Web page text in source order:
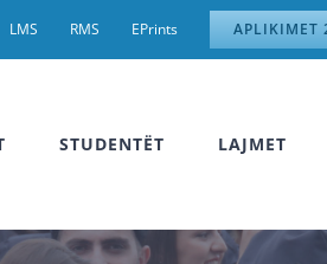
LMS RMS EPrints APLIKIMET
STUDENTËT LAJMET